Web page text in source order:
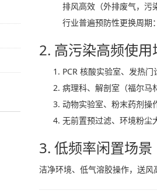
排风高效（外排废气，污
行业普遍预防性更换周期：
2. 高污染高频使用
PCR 核酸实验室、发热
病理科、解剖室（福尔马
动物实验室、粉末药剂操
无前置预过滤、环境粉尘
3. 低频率闲置场景
洁净环境、低气溶胶操作，送